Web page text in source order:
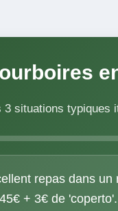
situations typiques
repas dans un
+ 3€ de